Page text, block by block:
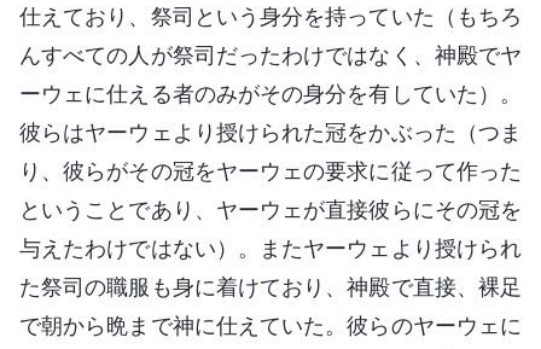
仕えており、祭司という身分を持っていた（もちろ
んすべての人が祭司だったわけではなく、神殿でヤ
ーウェに仕える者のみがその身分を有していた）。
彼らはヤーウェより授けられた冠をかぶった（つま
り、彼らがその冠をヤーウェの要求に従って作った
ということであり、ヤーウェが直接彼らにその冠を
与えたわけではない）。またヤーウェより授けられ
た祭司の職服も身に着けており、神殿で直接、裸足
で朝から晩まで神に仕えていた。彼らのヤーウェに